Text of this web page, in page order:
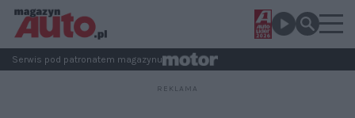
Serwis pod patronatem magazynu